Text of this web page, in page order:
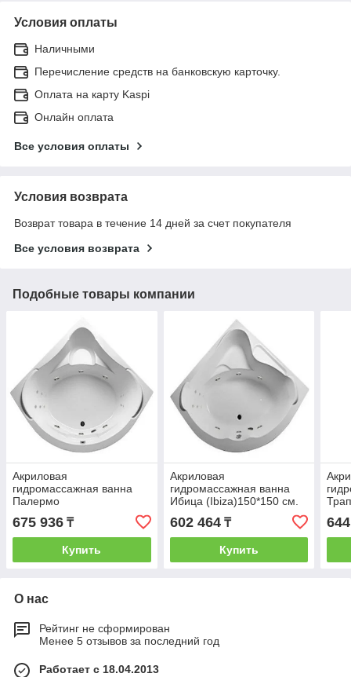
Условия оплаты
Наличными
Перечисление средств на банковскую карточку.
Оплата на карту Kaspi
Онлайн оплата
Все условия оплаты
Условия возврата
Возврат товара в течение 14 дней за счет покупателя
Все условия возврата
Подобные товары компании
Акриловая
гидромассажная ванна
Палермо
Общий массаж, спина,
ноги. 1 Marka. Россия
675 936 ₸
Купить
Акриловая
гидромассажная ванна
Ибица (Ibiza)150*150 см.
Общий массаж, спина. 1
Marka. Россия
602 464₸
Купить
О нас
Рейтинг не сформирован
Менее 5 отзывов за последний год
Работает с 18.04.2013